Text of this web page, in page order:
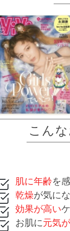
こん
肌に年齢を
乾燥が気に
効果が高い
お肌に元気